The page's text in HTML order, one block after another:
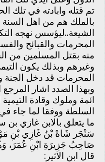
تم قتله وابادته في تلك
بالملك هم من اهل
الشيعة..ليؤسس نهجه
المحرمات والقبائح
منه بقتل المسلمين من
وغيرهم وبذلك يكون
المحرمات قد دخل الجنة
وبهذا الصدد اشار
ائمة وملوك وقادة
السلطة ووفقا لما جاء في
ما يتعلق بالابن غازي بن
سَنْجَر شَاهْ بْنُ غَازِي بْنِ
صَاحِبُ جَزِيرَةِ ابْنِ عُمَرَ،
قال ابن الاثير: